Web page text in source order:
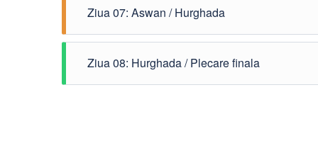
Ziua 07: Aswan / Hurghada
Ziua 08: Hurghada / Plecare finala